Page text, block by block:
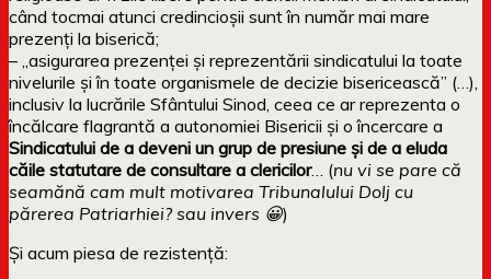
când tocmai atunci credincioşii sunt în număr mai mare
prezenţi la biserică;
– „asigurarea prezenţei şi reprezentării sindicatului la toate
nivelurile şi în toate organismele de decizie bisericească” (…),
inclusiv la lucrările Sfântului Sinod, ceea ce ar reprezenta o
încălcare flagrantă a autonomiei Bisericii şi o încercare a
Sindicatului de a deveni un grup de presiune şi de a eluda
căile statutare de consultare a clericilor… (nu vi se pare că
seamănă cam mult motivarea Tribunalului Dolj cu
părerea Patriarhiei? sau invers 😀)
Și acum piesa de rezistență: